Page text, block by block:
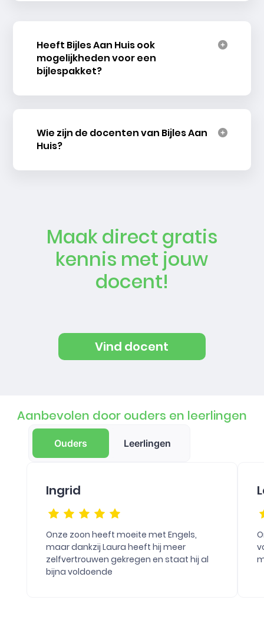
Heeft Bijles Aan Huis ook
mogelijkheden voor een
bijlespakket?
Wie zijn de docenten van Bijles Aan
Huis?
Maak direct gratis
kennis met jouw
docent!
Vind docent
Aanbevolen door ouders en leerlingen
Ouders Leerlingen
Ingrid
Onze zoon heeft moeite met Engels,
maar dankzij Laura heeft hij meer
zelfvertrouwen gekregen en staat hij al
bijna voldoende